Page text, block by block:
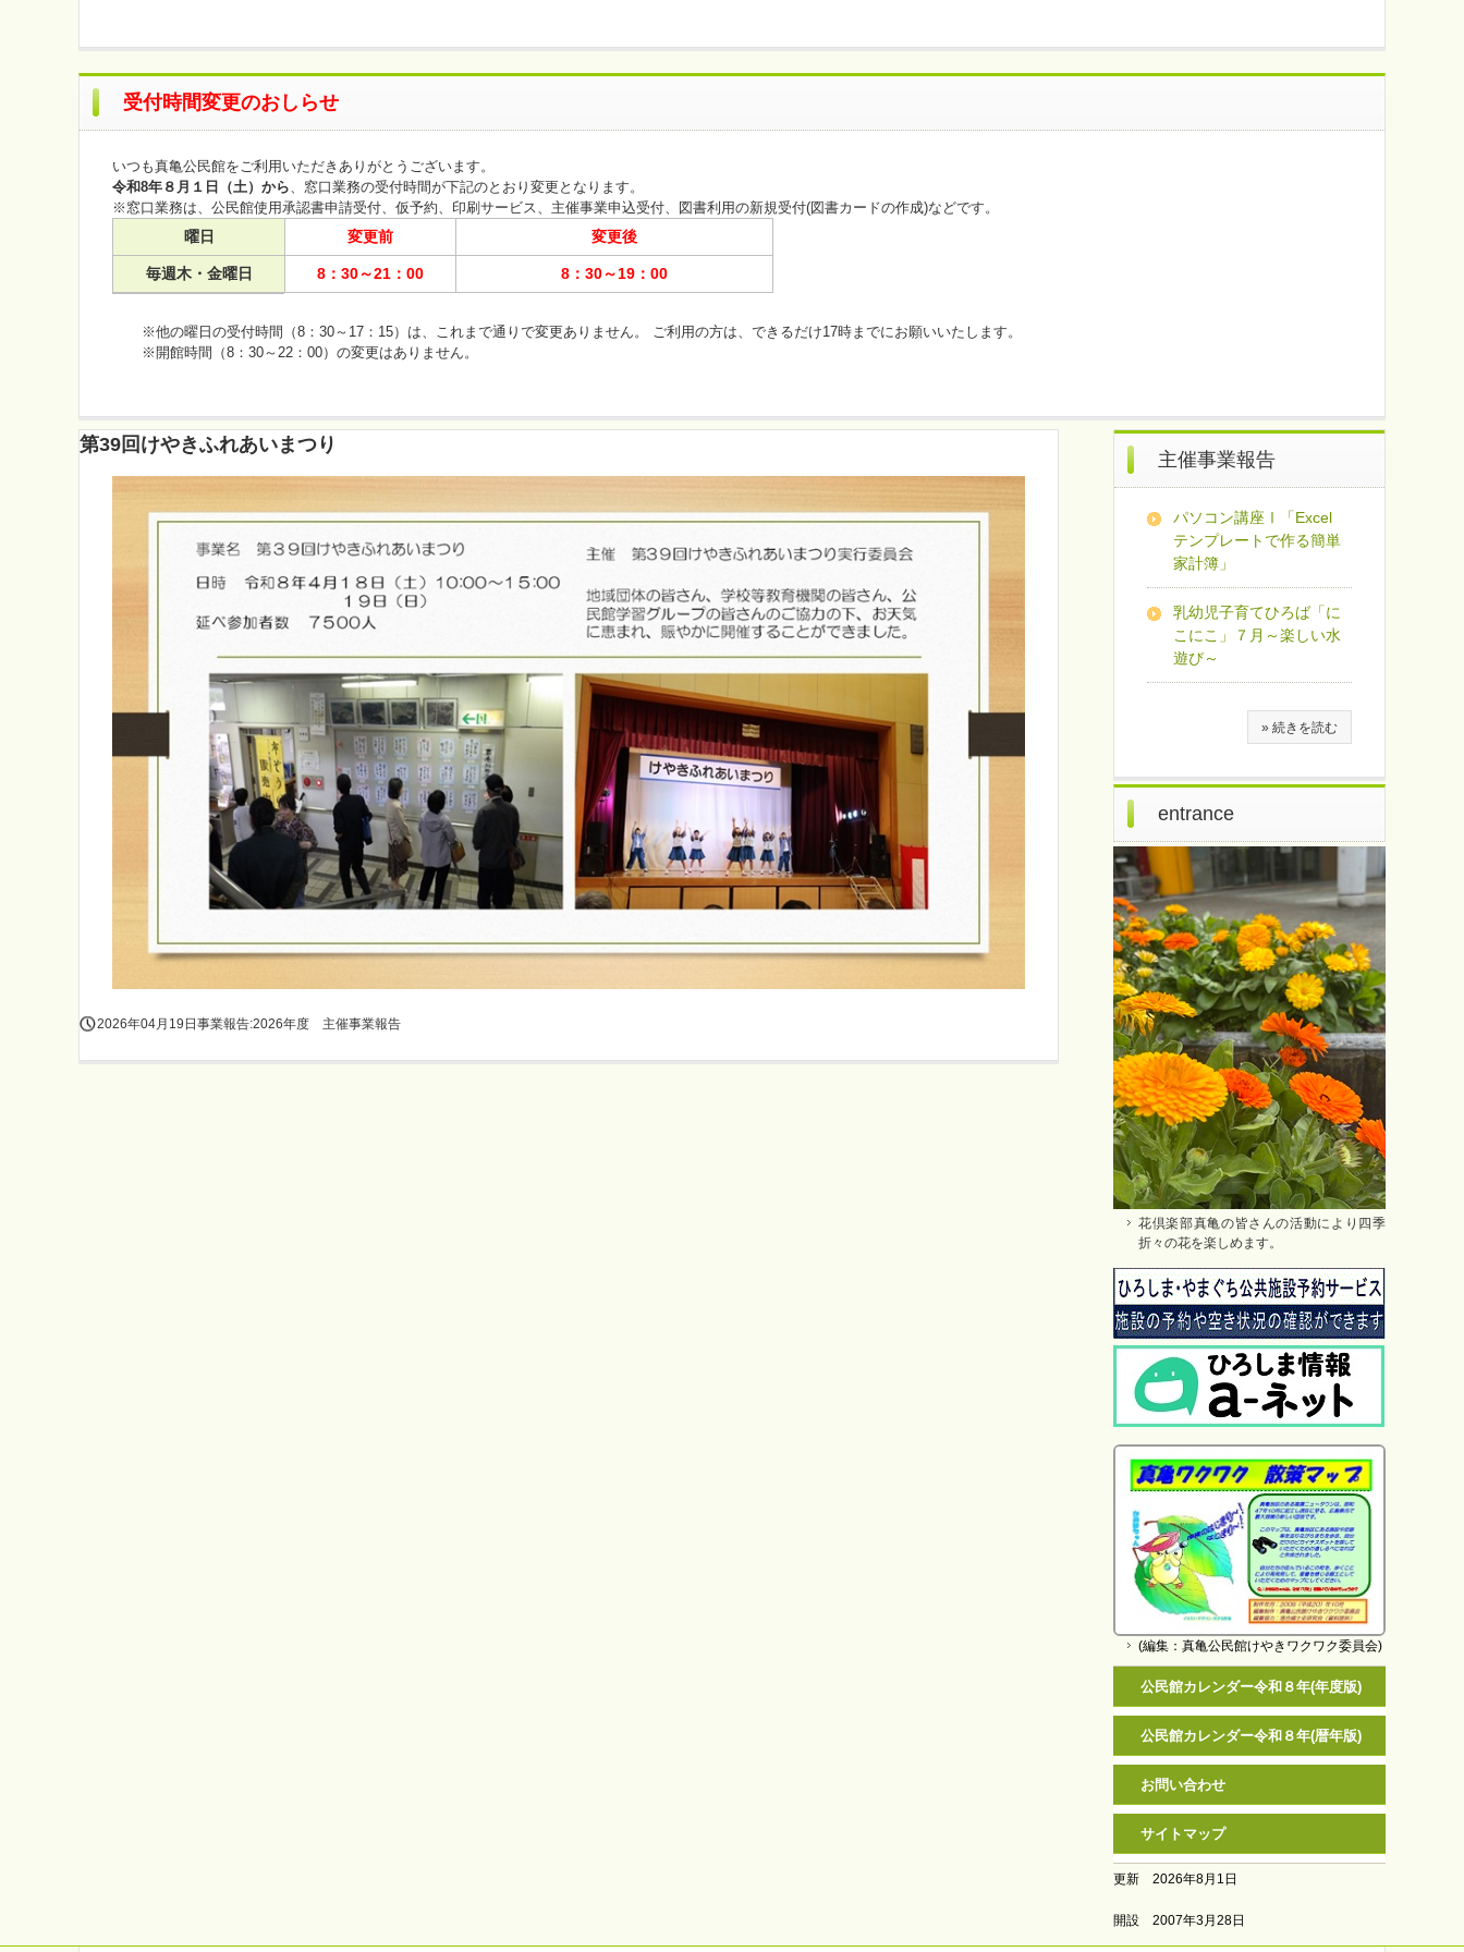
受付時間変更のおしらせ
いつも真亀公民館をご利用いただきありがとうございます。
令和8年８月１日（土）から、窓口業務の受付時間が下記のとおり変更となります。
※窓口業務は、公民館使用承認書申請受付、仮予約、印刷サービス、主催事業申込受付、図書利用の新規受付(図書カードの作成)などです。
曜日 変更前 変更後
毎週木・金曜日 8：30～21：00 8：30～19：00
※他の曜日の受付時間（8：30～17：15）は、これまで通りで変更ありません。 ご利用の方は、できるだけ17時までにお願いいたします。
※開館時間（8：30～22：00）の変更はありません。
第39回けやきふれあいまつり
2026年04月19日 事業報告:2026年度 主催事業報告
主催事業報告
パソコン講座Ⅰ「Excel
テンプレートで作る簡単
家計簿」
乳幼児子育てひろば「に
こにこ」７月～楽しい水
遊び～
» 続きを読む
entrance
花倶楽部真亀の皆さんの活動により四季
折々の花を楽しめます。
(編集：真亀公民館けやきワクワク委員会)
公民館カレンダー令和８年(年度版)
公民館カレンダー令和８年(暦年版)
お問い合わせ
サイトマップ
更新 2026年8月1日
開設 2007年3月28日